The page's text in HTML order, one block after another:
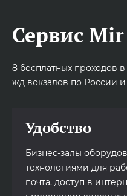
Сервис Mir
8 бесплатных проходов
жд вокзалов по России
Удобство
Бизнес-залы
технологиями для
почта, доступ в